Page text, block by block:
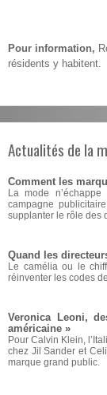
Pour information,
résidents y habitent.
Actualités de la
Comment les
La mode
campagne
supplanter le rôle des
Quand les
Le camélia ou le
réinventer les codes
Veronica Leoni,
américaine »
Pour Calvin Klein,
chez Jil Sander et
marque grand public.